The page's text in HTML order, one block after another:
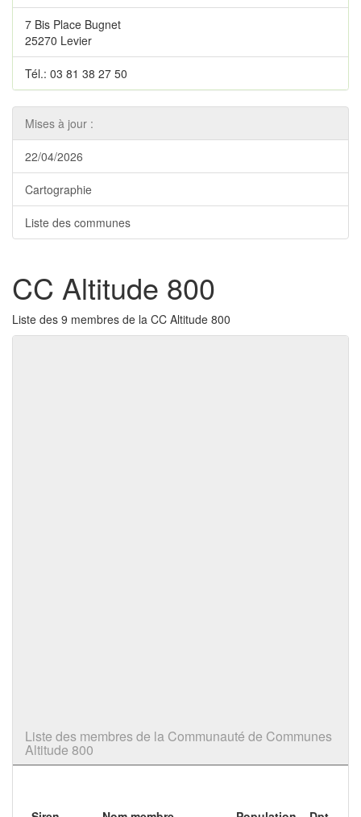
7 Bis Place Bugnet
25270 Levier
Tél.: 03 81 38 27 50
Mises à jour :
22/04/2026
Cartographie
Liste des communes
CC Altitude 800
Liste des 9 membres de la CC Altitude 800
Liste des membres de la Communauté de Communes
Altitude 800